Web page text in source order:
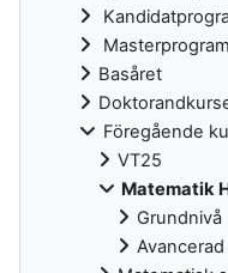
Masterprogram
Basåret
Föregående
VT25
Matematik
Grundnivå